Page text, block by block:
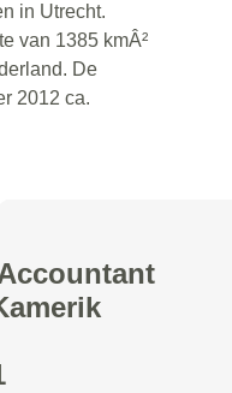
in Utrecht.
van 1385 kmÂ²
De
2012 ca.